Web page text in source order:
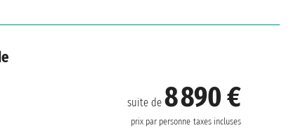
suite de8 890 €
prix par personne taxes incluses